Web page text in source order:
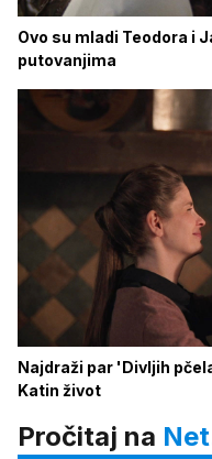
Ovo su mladi Teodora i
putovanjima
Najdraži par 'Divljih
Katin život
Pročitaj na